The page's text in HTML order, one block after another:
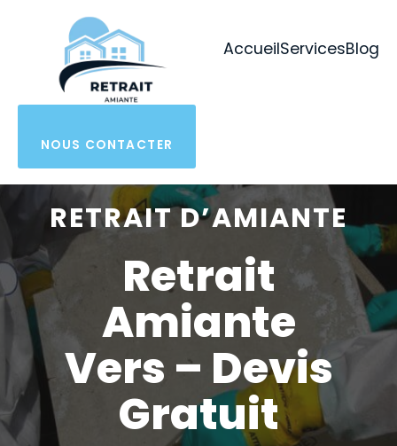
AccueilServicesBlog
NOUS CONTACTER
RETRAIT D’AMIANTE
Retrait
Amiante
Vers – Devis
Gratuit